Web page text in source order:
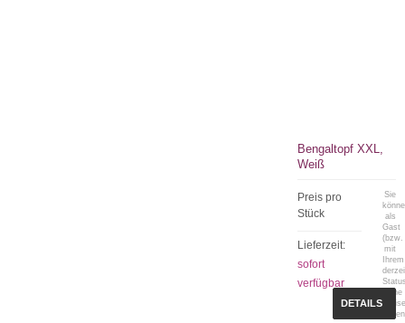
Bengaltopf XXL,
Weiß
Preis pro
Stück
Lieferzeit:
sofort
verfügbar
Sie
als
Gast
(bzw.
mit
Ihrem
keine
DETAILS